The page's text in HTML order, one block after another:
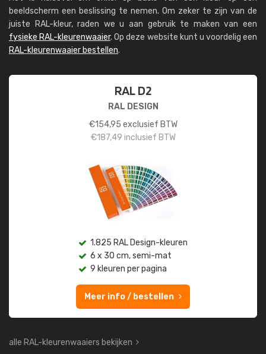
beeldscherm een beslissing te nemen. Om zeker te zijn van de
juiste RAL-kleur, raden we u aan gebruik te maken van een
fysieke RAL-kleurenwaaier. Op deze website kunt u voordelig een
RAL-kleurenwaaier bestellen.
RAL D2
RAL DESIGN
€154,95 exclusief BTW
€187,49 inclusief BTW
1.825 RAL Design-kleuren
6 x 30 cm, semi-mat
9 kleuren per pagina
Meer info / bestellen
alle RAL-kleurenwaaiers bekijken